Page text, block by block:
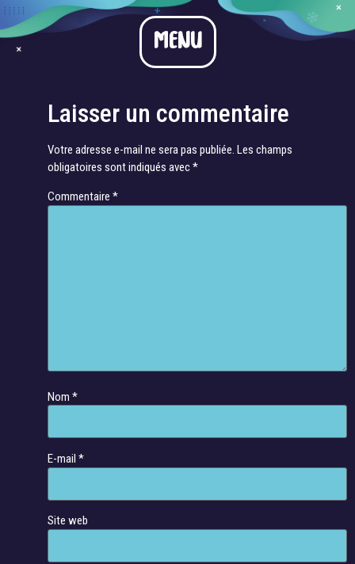
MENU
Bahnschrift_4
Laisser un commentaire
Votre adresse e-mail ne sera pas publiée. Les champs
obligatoires sont indiqués avec*
Commentaire *
Nom *
E-mail *
Site web